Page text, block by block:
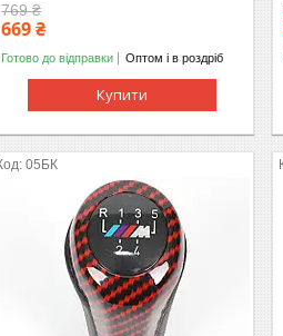
769 ₴
669 ₴
Готово до відправки Оптом і в роздріб
Купити
05БК